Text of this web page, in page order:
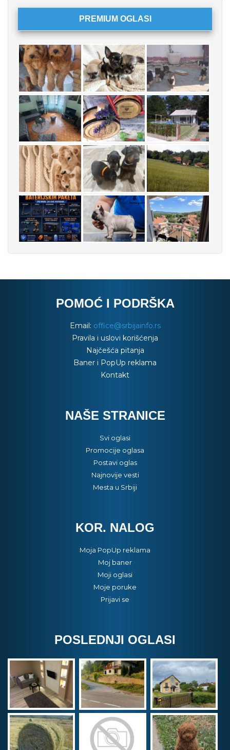
PREMIUM OGLASI
POMOĆ I PODRŠKA
Email: office@srbijainfo.rs
Pravila i uslovi korišćenja
Najčešća pitanja
Baner i PopUp reklama
Kontakt
NAŠE STRANICE
Svi oglasi
Promocije oglasa
Postavi oglas
Najnovije vesti
Mesta u Srbiji
KOR. NALOG
Moja PopUp reklama
Moj baner
Moji oglasi
Moje poruke
Prijavi se
POSLEDNJI OGLASI